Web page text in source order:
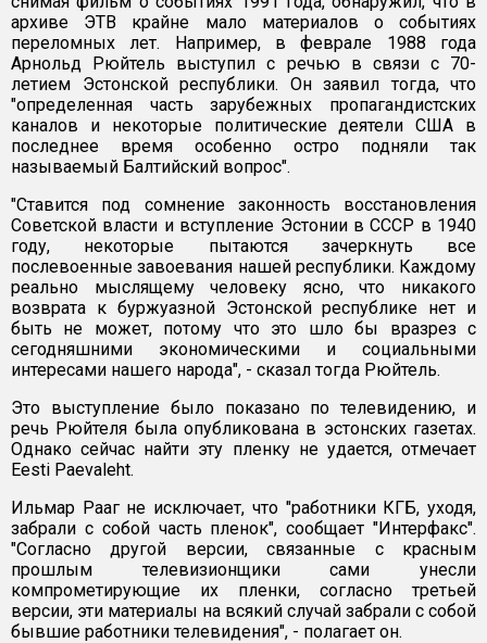
архиве ЭТВ крайне мало материалов о событиях
переломных лет. Например, в феврале 1988 года
Арнольд Рюйтель выступил с речью в связи с 70-
летием Эстонской республики. Он заявил тогда, что
"определенная часть зарубежных пропагандистских
каналов и некоторые политические деятели США в
последнее время особенно остро подняли так
называемый Балтийский вопрос".
"Ставится под сомнение законность восстановления
Советской власти и вступление Эстонии в СССР в 1940
году, некоторые пытаются зачеркнуть все
послевоенные завоевания нашей республики. Каждому
реально мыслящему человеку ясно, что никакого
возврата к буржуазной Эстонской республике нет и
быть не может, потому что это шло бы вразрез с
сегодняшними экономическими и социальными
интересами нашего народа", - сказал тогда Рюйтель.
Это выступление было показано по телевидению, и
речь Рюйтеля была опубликована в эстонских газетах.
Однако сейчас найти эту пленку не удается, отмечает
Eesti Paevaleht.
Ильмар Рааг не исключает, что "работники КГБ, уходя,
забрали с собой часть пленок", сообщает "Интерфакс".
"Согласно другой версии, связанные с красным
прошлым телевизионщики сами унесли
компрометирующие их пленки, согласно третьей
версии, эти материалы на всякий случай забрали с собой
бывшие работники телевидения", - полагает он.